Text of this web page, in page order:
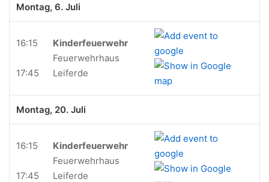
Montag, 6. Juli
16:15
17:45
Kinderfeuerwehr
Feuerwehrhaus
Leiferde
Montag, 20. Juli
16:15
17:45
Kinderfeuerwehr
Feuerwehrhaus
Leiferde